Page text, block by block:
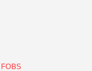
Внешние каркасы безопасности FOBS